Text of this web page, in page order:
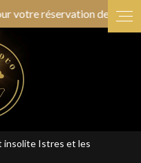
de ce soir !!!
insolite Istres et les